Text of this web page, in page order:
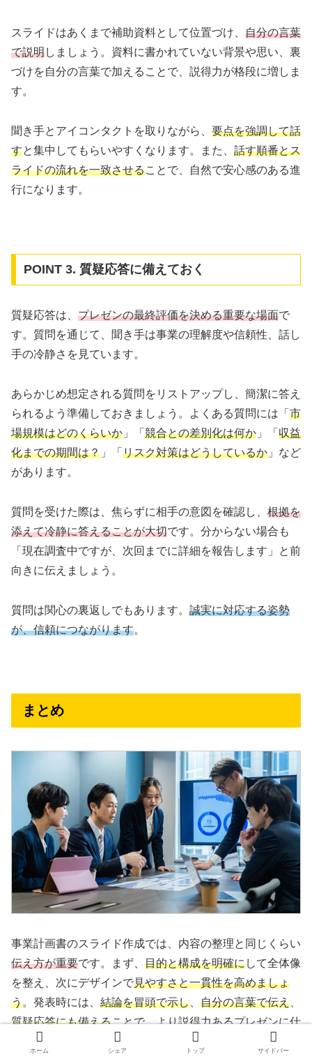
スライドはあくまで補助資料として位置づけ、 自分の言葉
で説明しましょう。資料に書かれていない背景や思い、裏
づけを自分の言葉で加えることで、説得力が格段に増しま
す。
聞き手とアイコンタクトを取りながら、 要点を強調して話
すと集中してもらいやすくなります。また、 話す順番とス
ライドの流れを一致させることで、自然で安心感のある進
行になります。
POINT 3. 質疑応答に備えておく
質疑応答は、 プレゼンの最終評価を決める重要な場面で
す。質問を通じて、聞き手は事業の理解度や信頼性、話し
手の冷静さを見ています。
あらかじめ想定される質問をリストアップし、簡潔に答え
られるよう準備しておきましょう。よくある質問には「 市
場規模はどのくらいか 」「 競合との差別化は何か 」「 収益
化までの期間は？ 」「 リスク対策はどうしているか 」など
があります。
質問を受けた際は、焦らずに相手の意図を確認し、 根拠を
添えて冷静に答えることが大切です。分からない場合も
「現在調査中ですが、次回までに詳細を報告します」と前
向きに伝えましょう。
質問は関心の裏返しでもあります。 誠実に対応する姿勢
が、信頼につながります。
まとめ
事業計画書のスライド作成では、内容の整理と同じくらい
伝え方が重要です。まず、 目的と構成を明確にして全体像
を整え、次にデザインで見やすさと一貫性を高めましょ
う。発表時には、 結論を冒頭で示し 自分の言葉で伝え
質疑応答にも備えることで、より説得力あるプレゼンに仕
上がります。
ホーム シェア トップ サイドバー